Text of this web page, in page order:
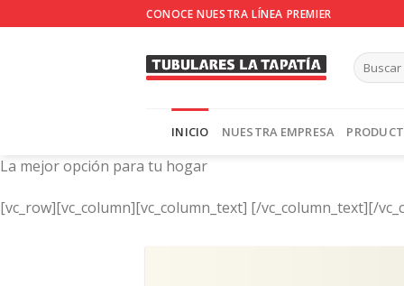
to
CONOCE NUESTRA LÍNEA PREMIER
INICIO NUESTRA EMPRESA
La mejor opción para tu hogar
[vc_row][vc_column][vc_column_text] [/vc_column_text][/